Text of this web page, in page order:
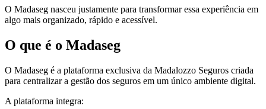
O Madaseg nasceu justamente para transformar essa experiência em
algo mais organizado, rápido e acessível.
O que é o Madaseg
O Madaseg é a plataforma exclusiva da Madalozzo Seguros criada
para centralizar a gestão dos seguros em um único ambiente digital.
A plataforma integra: